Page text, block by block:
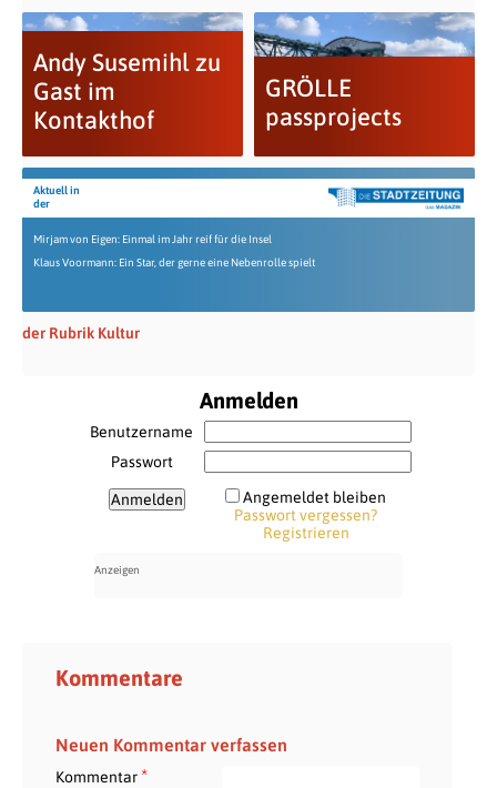
Andy Susemihl zu
Gast im
Kontakthof
GRÖLLE
passprojects
Aktuell in
der
Mirjam von Eigen: Einmal im Jahr reif für die Insel
Klaus Voormann: Ein Star, der gerne eine Nebenrolle spielt
der Rubrik Kultur
Anmelden
Benutzername
Passwort
Angemeldet bleiben
Passwort vergessen?
Registrieren
Kommentare
Neuen Kommentar verfassen
Kommentar*